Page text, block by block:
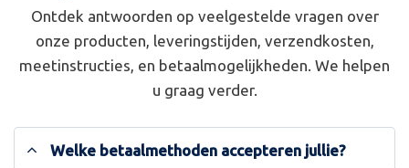
Ontdek antwoorden op veelgestelde vragen over
onze producten, leveringstijden, verzendkosten,
meetinstructies, en betaalmogelijkheden. We helpen
u graag verder.
Welke betaalmethoden accepteren jullie?